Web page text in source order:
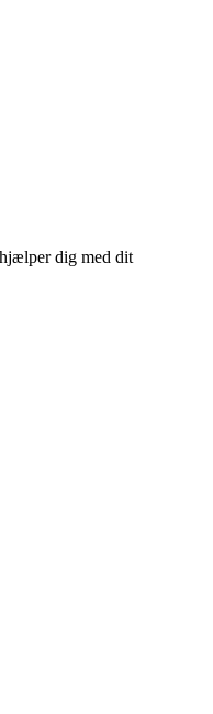
dig med dit